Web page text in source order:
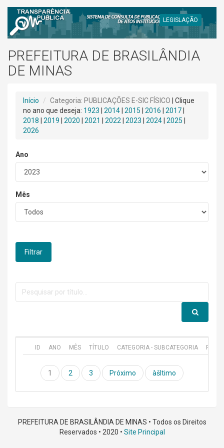
LEGISLAÇÃO
PREFEITURA DE BRASILÂNDIA
DE MINAS
Início Categoria: PUBLICAÇÕES E-SIC FÍSICO | Clique
no ano que deseja: 1923 2014 2015 2016 2017
2018
2019 2020 2021 2022 2023 2024 2025
2026
Ano
Mês
Filtrar
ID ANO MÊS TÍTULO CATEGORIA - SUBCATEGORIA
1 2 3 Próximo àšltimo
PREFEITURA DE BRASILÂNDIA DE MINAS • Todos os Direitos
Reservados • 2020 • Site Principal